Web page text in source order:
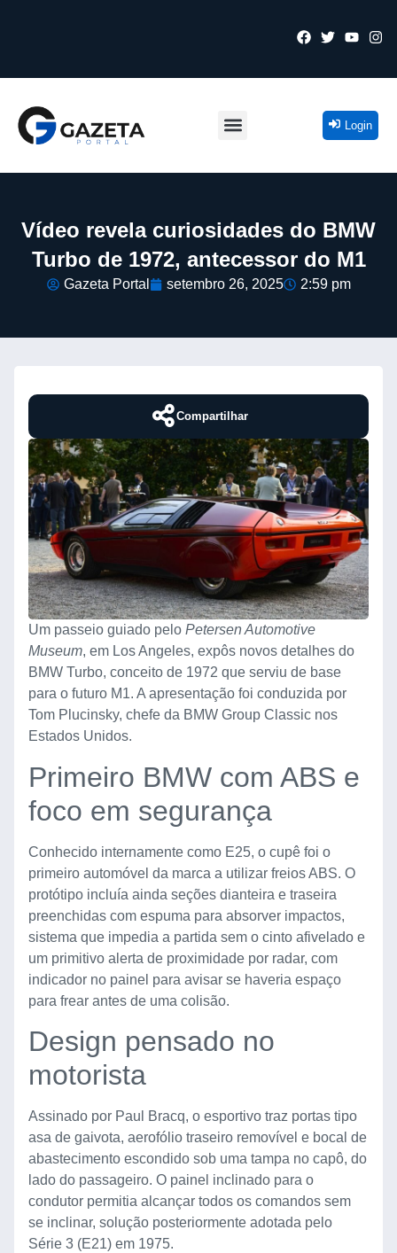
Login
Vídeo revela curiosidades do BMW
Turbo de 1972, antecessor do M1
Gazeta Portal setembro 26, 2025 2:59 pm
Compartilhar
Um passeio guiado pelo Petersen Automotive
Museum, em Los Angeles, expôs novos detalhes do
BMW Turbo, conceito de 1972 que serviu de base
para o futuro M1. A apresentação foi conduzida por
Tom Plucinsky, chefe da BMW Group Classic nos
Estados Unidos.
Primeiro BMW com ABS e
foco em segurança
Conhecido internamente como E25, o cupê foi o
primeiro automóvel da marca a utilizar freios ABS. O
protótipo incluía ainda seções dianteira e traseira
preenchidas com espuma para absorver impactos,
sistema que impedia a partida sem o cinto afivelado e
um primitivo alerta de proximidade por radar, com
indicador no painel para avisar se haveria espaço
para frear antes de uma colisão.
Design pensado no
motorista
Assinado por Paul Bracq, o esportivo traz portas tipo
asa de gaivota, aerofólio traseiro removível e bocal de
abastecimento escondido sob uma tampa no capô, do
lado do passageiro. O painel inclinado para o
condutor permitia alcançar todos os comandos sem
se inclinar, solução posteriormente adotada pelo
Série 3 (E21) em 1975.